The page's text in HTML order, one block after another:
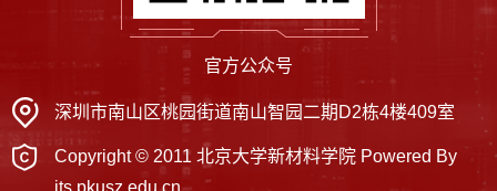
深圳市南山区桃园街道南山智园二期D2栋4楼409室
Copyright © 2011 北京大学新材料学院 Powered By
its.pkusz.edu.cn
官方公众号